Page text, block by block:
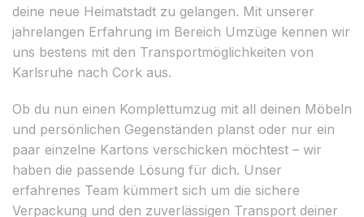
deine neue Heimatstadt zu gelangen. Mit unserer
jahrelangen Erfahrung im Bereich Umzüge kennen wir
uns bestens mit den Transportmöglichkeiten von
Karlsruhe nach Cork aus.
Ob du nun einen Komplettumzug mit all deinen Möbeln
und persönlichen Gegenständen planst oder nur ein
paar einzelne Kartons verschicken möchtest – wir
haben die passende Lösung für dich. Unser
erfahrenes Team kümmert sich um die sichere
Verpackung und den zuverlässigen Transport deiner